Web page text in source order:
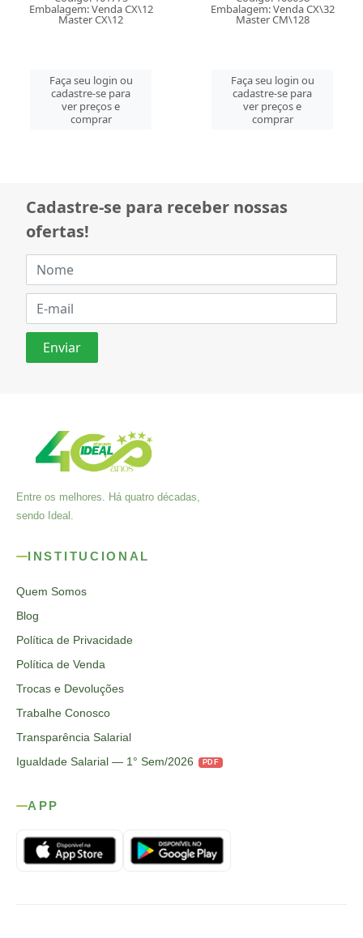
Embalagem: Venda CX\12
Master CX\12
Faça seu login ou
cadastre-se para
ver preços e
comprar
Embalagem: Venda CX\32
Master CM\128
Faça seu login ou
cadastre-se para
ver preços e
comprar
Cadastre-se para receber nossas
ofertas!
Entre os melhores. Há quatro décadas,
sendo Ideal.
INSTITUCIONAL
Quem Somos
Blog
Política de Privacidade
Política de Venda
Trocas e Devoluções
Trabalhe Conosco
Transparência Salarial
Igualdade Salarial — 1° Sem/2026
PDF
APP